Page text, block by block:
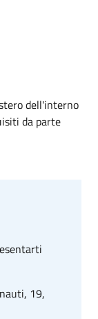
dell'interno
da parte
19,